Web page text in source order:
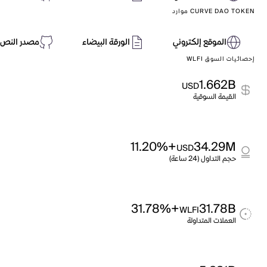
CURVE DAO TOKEN موارد
الموقع إلكتروني الورقة البيضاء مصدر النص
إحصائيات السوق WLFI
1.662B
USD
القيمة السوقية
34.29M
USD
+11.20%
حجم التداول (24 ساعة)
31.78B
WLFI
+31.78%
العملات المتداولة